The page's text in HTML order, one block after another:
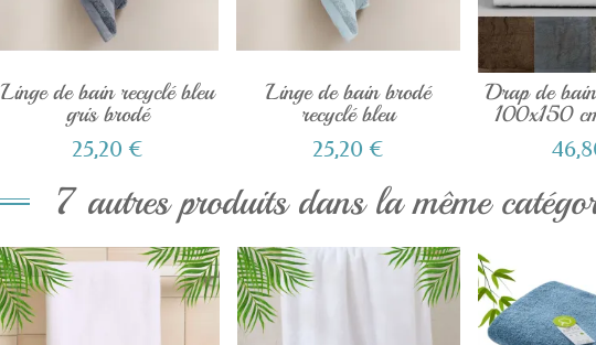
Linge de bain recyclé bleu
gris brodé
25,20 €
Linge de bain brodé
recyclé bleu
25,20 €
Drap de
100x150
7 autres produits dans la même